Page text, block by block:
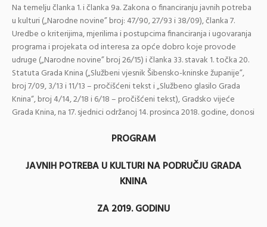
Na temelju članka 1. i članka 9a. Zakona o financiranju javnih potreba
u kulturi („Narodne novine” broj: 47/90, 27/93 i 38/09), članka 7.
Uredbe o kriterijima, mjerilima i postupcima financiranja i ugovaranja
programa i projekata od interesa za opće dobro koje provode
udruge („Narodne novine” broj 26/15) i članka 33. stavak 1. točka 20.
Statuta Grada Knina („Službeni vjesnik Šibensko-kninske županije”,
broj 7/09, 3/13 i 11/13 – pročišćeni tekst i „Službeno glasilo Grada
Knina“, broj 4/14, 2/18 i 6/18 – pročišćeni tekst), Gradsko vijeće
Grada Knina, na 17. sjednici održanoj 14. prosinca 2018. godine, donosi
PROGRAM
JAVNIH POTREBA U KULTURI NA PODRUČJU GRADA
KNINA
ZA 2019. GODINU